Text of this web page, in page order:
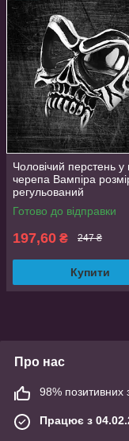
Чоловічий перстень у
черепа Вампіра
регульований
Готово до відправки
197,60 ₴ 247 ₴
Купити
Про нас
98% позитивних
Працює з